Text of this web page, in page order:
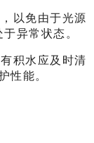
以免由于光源
异常状态。
积水应及时清
性能。